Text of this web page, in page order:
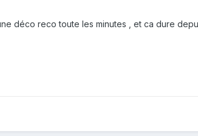
déco reco toute les minutes , et ca dure